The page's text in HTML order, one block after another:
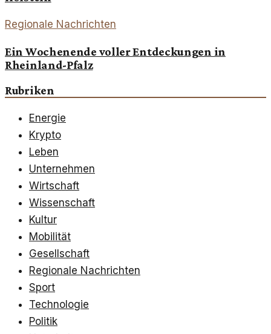
Regionale Nachrichten
Ein Wochenende voller Entdeckungen in
Rheinland-Pfalz
Rubriken
Energie
Krypto
Leben
Unternehmen
Wirtschaft
Wissenschaft
Kultur
Mobilität
Gesellschaft
Regionale Nachrichten
Sport
Technologie
Politik